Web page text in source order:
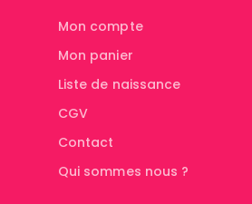
Mon compte
Mon panier
Liste de naissance
CGV
Contact
Qui sommes nous ?